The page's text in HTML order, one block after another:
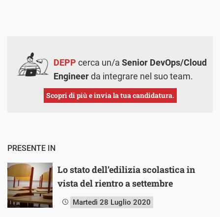
DEPP cerca un/a Senior DevOps/Cloud
Engineerda integrare nel suo team.
Scopri di più e invia la tua candidatura.
PRESENTE IN
Lo stato dell’edilizia scolastica in
vista del rientro a settembre
Martedì 28 Luglio 2020